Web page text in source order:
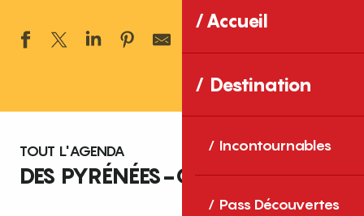
Accueil
Destination
Incontournables
Pass Découvertes
TOUT L'AGENDA
DES PYRÉNÉES-ORIENTALES